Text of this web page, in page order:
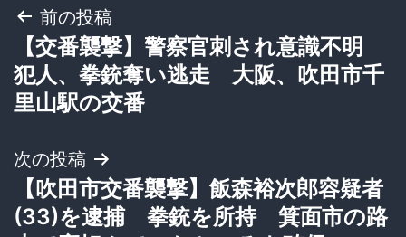
投
稿
ナ
ビ
ゲ
前の投稿
【交番襲撃】警察官刺され意識不明
犯人、拳銃奪い逃走 大阪、吹田市千
里山駅の交番
次の投稿
【吹田市交番襲撃】飯森裕次郎容疑者
(33)を逮捕 拳銃を所持 箕面市の路